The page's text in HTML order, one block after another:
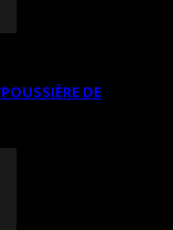
DE